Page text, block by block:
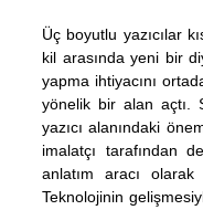
Üç boyutlu yazıcılar
kil arasında yeni bir
yapma ihtiyacını
yönelik bir alan açtı.
yazıcı alanındaki
imalatçı tarafından
anlatım aracı olarak
Teknolojinin